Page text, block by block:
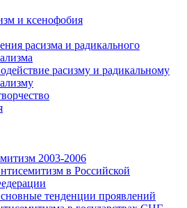
и ксенофобия
расизма и радикального
расизму и радикальному
2003-2006
в Российской
тенденции проявлений